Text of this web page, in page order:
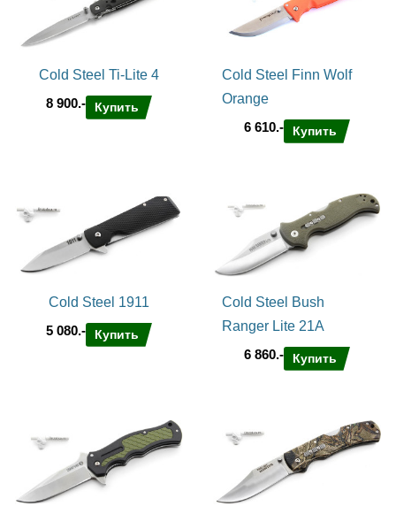
Cold Steel Ti-Lite 4
8 900.-
Купить
Cold Steel Finn Wolf
Orange
6 610.-
Купить
Cold Steel 1911
5 080.-
Купить
Cold Steel Bush
Ranger Lite 21A
6 860.-
Купить